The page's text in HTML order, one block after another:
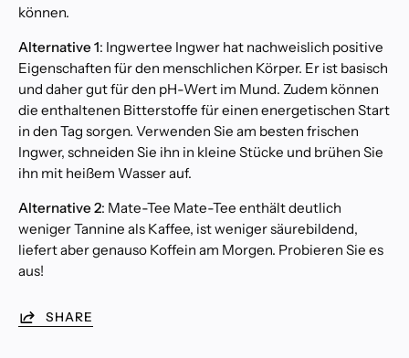
können.
Alternative 1: Ingwertee Ingwer hat nachweislich positive
Eigenschaften für den menschlichen Körper. Er ist basisch
und daher gut für den pH-Wert im Mund. Zudem können
die enthaltenen Bitterstoffe für einen energetischen Start
in den Tag sorgen. Verwenden Sie am besten frischen
Ingwer, schneiden Sie ihn in kleine Stücke und brühen Sie
ihn mit heißem Wasser auf.
Alternative 2: Mate-Tee Mate-Tee enthält deutlich
weniger Tannine als Kaffee, ist weniger säurebildend,
liefert aber genauso Koffein am Morgen. Probieren Sie es
aus!
SHARE